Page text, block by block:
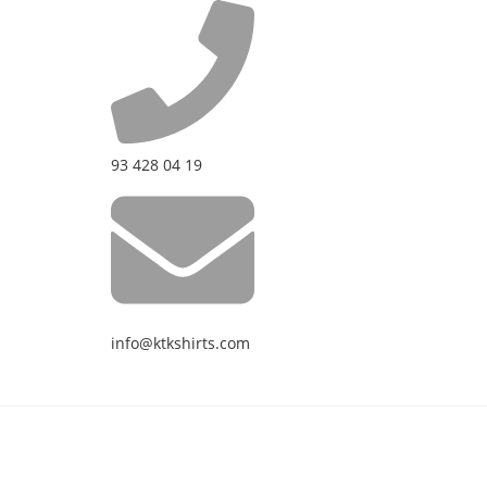
93 428 04 19
info@ktkshirts.com